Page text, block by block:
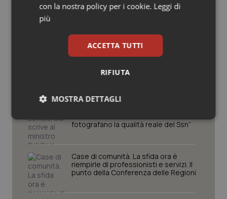
Tumore ovarico
Tumori del Polmone & Testa Collo
Vaccini
Potrebbe interessarti in
Regioni e Asl
Settimana della Scienza dello
Spallanzani: capire la ricerca per
comprendere il presente
fotografano la qualità reale del Ssn”
Case di comunità. La sfida ora è
riempirle di professionisti e servizi. Il
punto della Conferenza delle Regioni
con la nostra policy per i cookie. Leggi di
più
ACCETTA TUTTI
RIFIUTA
MOSTRA DETTAGLI
Necessari Statistici Marketing
Necessari Statistici Marketing